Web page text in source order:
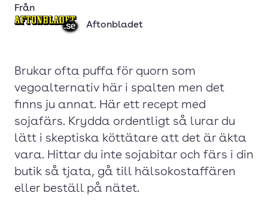
Från
Aftonbladet
Brukar ofta puffa för quorn som
vegoalternativ här i spalten men det
finns ju annat. Här ett recept med
sojafärs. Krydda ordentligt så lurar du
lätt i skeptiska köttätare att det är äkta
vara. Hittar du inte sojabitar och färs i din
butik så tjata, gå till hälsokostaffären
eller beställ på nätet.